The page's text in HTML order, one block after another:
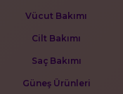
Vücut Bakımı
Cilt Bakımı
Saç Bakımı
Güneş Ürünleri